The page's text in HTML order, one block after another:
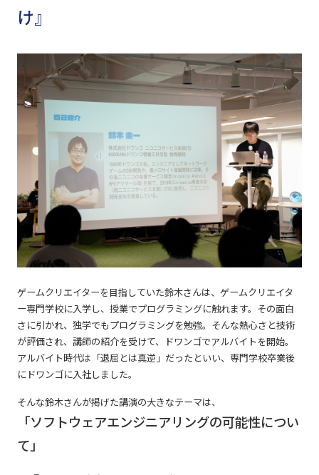
け』
ゲームクリエイターを目指していた鈴木さんは、ゲームクリエイタ
ー専門学校に入学し、授業でプログラミングに触れます。その面白
さに引かれ、独学でもプログラミングを勉強。そんな熱心さと技術
が評価され、講師の紹介を受けて、ドワンゴでアルバイトを開始。
アルバイト時代は「退屈とは真逆」だったといい、専門学校卒業後
にドワンゴに入社しました。
そんな鈴木さんが掲げた講演の大きなテーマは、
「ソフトウェアエンジニアリングの可能性につい
て」